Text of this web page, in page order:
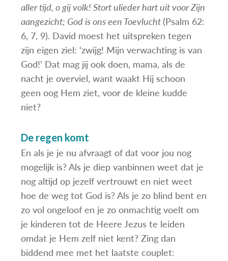
aller tijd, o gij volk! Stort ulieder hart uit voor Zijn
aangezicht; God is ons een Toevlucht(Psalm 62:
6, 7, 9). David moest het uitspreken tegen
zijn eigen ziel: ‘zwijg! Mijn verwachting is van
God!’ Dat mag jij ook doen, mama, als de
nacht je overviel, want waakt Hij schoon
geen oog Hem ziet, voor de kleine kudde
niet?
De regen komt
En als je je nu afvraagt of dat voor jou nog
mogelijk is? Als je diep vanbinnen weet dat je
nog altijd op jezelf vertrouwt en niet weet
hoe de weg tot God is? Als je zo blind bent en
zo vol ongeloof en je zo onmachtig voelt om
je kinderen tot de Heere Jezus te leiden
omdat je Hem zelf niet kent? Zing dan
biddend mee met het laatste couplet: